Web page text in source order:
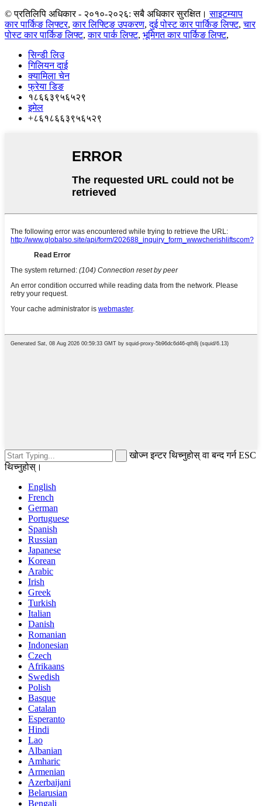
© प्रतिलिपि अधिकार - २०१०-२०२६: सबै अधिकार सुरक्षित। साइटम्याप
कार पार्किङ लिफ्टर,कार लिफ्टिङ उपकरण,दुई पोस्ट कार पार्किङ लिफ्ट,चार
पोस्ट कार पार्किङ लिफ्ट,कार पार्क लिफ्ट, भूमिगत कार पार्किङ लिफ्ट,
सिन्डी लिउ
गिलियन दाई
क्यामिला चेन
फ्रेया डिङ
१८६६३९५६५२९
इमेल
+८६१८६६३९५६५२९
खोज्न इन्टर थिच्नुहोस् वा बन्द गर्न ESC
थिच्नुहोस्।
English
French
German
Portuguese
Spanish
Russian
Japanese
Korean
Arabic
Irish
Greek
Turkish
Italian
Danish
Romanian
Indonesian
Czech
Afrikaans
Swedish
Polish
Basque
Catalan
Esperanto
Hindi
Lao
Albanian
Amharic
Armenian
Azerbaijani
Belarusian
Bengali